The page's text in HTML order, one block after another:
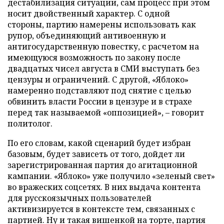
дестабилизация ситуации, сам процесс при этом
носит двойственный характер. С одной
стороны, партию намерены использовать как
рупор, объединяющий антивоенную и
антигосударственную повестку, с расчетом на
имеющуюся возможность по закону после
двадцатых чисел августа в СМИ выступать без
цензуры и ограничений. С другой, «Яблоко»
намеренно подставляют под снятие с целью
обвинить власти России в цензуре и в страхе
перед так называемой «оппозицией», – говорит
политолог.
По его словам, какой сценарий будет избран
базовым, будет зависеть от того, дойдет ли
зарегистрированная партия до агитационной
кампании. «Яблоко» уже получило «зеленый свет»
во вражеских соцсетях. В них выдача контента
для русскоязычных пользователей
активизируется в контексте тем, связанных с
партией. Ну и такая вишенкой на торте, партия